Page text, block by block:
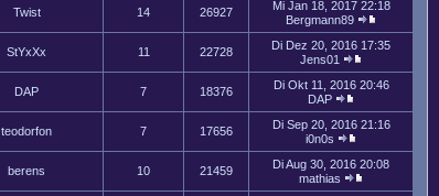
Twist 14 26927
Mi Jan 18, 2017 22:18
Bergmann89
StYxXx 11 22728
Di Dez 20, 2016 17:35
Jens01
DAP 7 18376
Di Okt 11, 2016 20:46
DAP
teodorfon 7 17656
Di Sep 20, 2016 21:16
i0n0s
berens 10 21459
Di Aug 30, 2016 20:08
mathias